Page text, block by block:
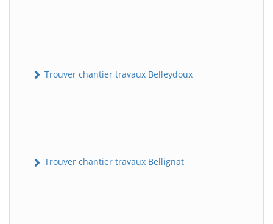
Trouver chantier travaux Belleydoux
Trouver chantier travaux Bellignat